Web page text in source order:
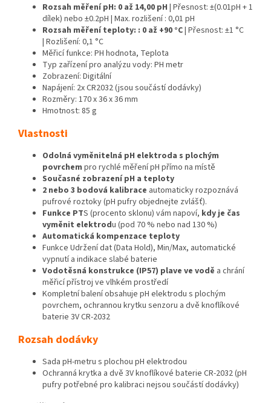
Rozsah měření pH: 0 až 14,00 pH | Přesnost: ±(0.01pH + 1
dílek) nebo ±0.2pH | Max. rozlišení : 0,01 pH
Rozsah měření teploty: : 0 až +90 °C| Přesnost: ±1 °C
| Rozlišení: 0,1 °C
Měřicí funkce: PH hodnota, Teplota
Typ zařízení pro analýzu vody: PH metr
Zobrazení: Digitální
Napájení: 2x CR2032 (jsou součástí dodávky)
Rozměry: 170 x 36 x 36 mm
Hmotnost: 85 g
Vlastnosti
Odolná vyměnitelná pH elektroda s plochým
povrchem pro rychlé měření pH přímo na místě
Současné zobrazení pH a teploty
2 nebo 3 bodová kalibrace automaticky rozpoznává
pufrové roztoky (pH pufry objednejte zvlášť).
Funkce PTS (procento sklonu) vám napoví, kdy je čas
vyměnit elektrodu (pod 70 % nebo nad 130 %)
Automatická kompenzace teploty
Funkce Udržení dat (Data Hold), Min/Max, automatické
vypnutí a indikace slabé baterie
Vodotěsná konstrukce (IP57) plave ve vodě a chrání
měřicí přístroj ve vlhkém prostředí
Kompletní balení obsahuje pH elektrodu s plochým
povrchem, ochrannou krytku senzoru a dvě knoflíkové
baterie 3V CR-2032
Rozsah dodávky
Sada pH-metru s plochou pH elektrodou
Ochranná krytka a dvě 3V knoflíkové baterie CR-2032 (pH
pufry potřebné pro kalibraci nejsou součástí dodávky)